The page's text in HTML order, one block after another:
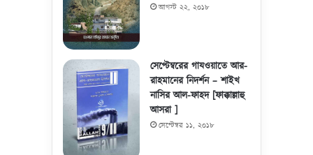
আগস্ট ২২, ২০১৮
সেপ্টেম্বরের গাযওয়াতে আর-
রাহমানের নিদর্শন – শাইখ
নাসির আল-ফাহদ [ফাক্কাল্লাহু
আসরা ]
সেপ্টেম্বর ১১, ২০১৮